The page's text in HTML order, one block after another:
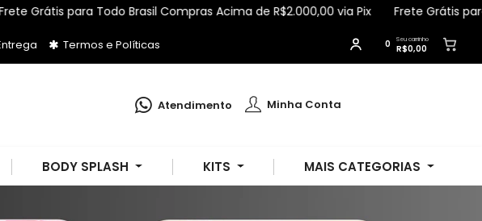
Todo Brasil Compras Acima de R$2.000,00 via Pix Frete Grátis para Todo Brasil
Termos e Políticas 0 Seu carrinho
R$0,00
Atendimento Minha Conta
BODY SPLASH KITS MAIS CATEGORIAS
Compra verificada Pedido de R$ 725,44